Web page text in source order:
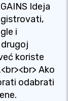
Ideja
i
koriste
Ako
odabrati